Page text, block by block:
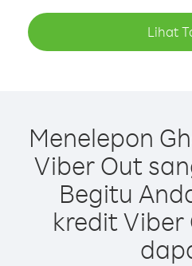
Lihat
Menelepon
Viber Out
Begitu
kredit Viber